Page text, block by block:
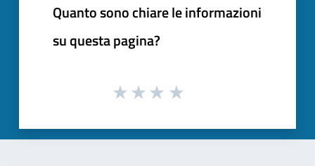
Quanto sono chiare le informazioni
su questa pagina?